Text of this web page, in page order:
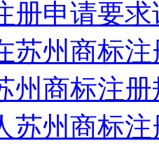
册申请要求
苏州商标
州商标注
苏州商标